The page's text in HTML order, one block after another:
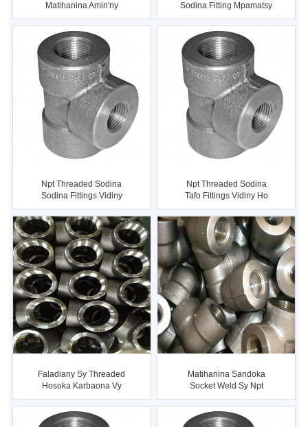
Matihanina Amin'ny
Grinding Media Bal...
Sodina Fitting Mpamatsy
Npt Threaded Sodina
Sodina Fittings Vidiny
Sup...
Npt Threaded Sodina
Tafo Fittings Vidiny Ho
An'ny ...
Faladiany Sy Threaded
Hosoka Karbaona Vy
Sodina Fi ...
Matihanina Sandoka
Socket Weld Sy Npt
Threade ...